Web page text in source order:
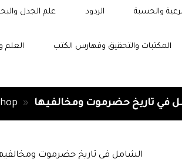
علم الجدل الردود والحسبة
العلم المكتبات والتحقيق وفهارس الكتب
» في تاريخ حضرموت ومخالفيها
الشامل في تاريخ حضرموت